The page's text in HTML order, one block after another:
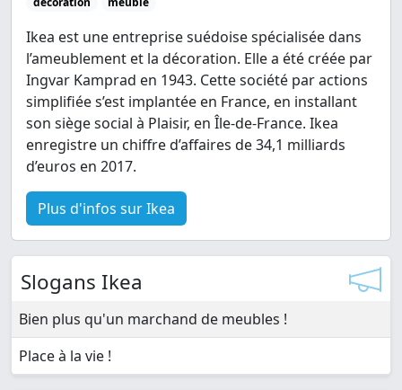
Ikea est une entreprise suédoise spécialisée dans
l’ameublement et la décoration. Elle a été créée par
Ingvar Kamprad en 1943. Cette société par actions
simplifiée s’est implantée en France, en installant
son siège social à Plaisir, en Île-de-France. Ikea
enregistre un chiffre d’affaires de 34,1 milliards
d’euros en 2017.
Plus d'infos sur Ikea
Slogans Ikea
Bien plus qu'un marchand de meubles !
Place à la vie !